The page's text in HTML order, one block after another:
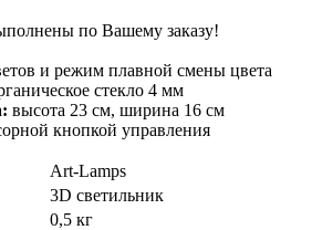
по Вашему заказу!
и режим плавной смены цвета
стекло 4 мм
высота 23 см, ширина 16 см
кнопкой управления
Art-Lamps
3D светильник
0,5 кг